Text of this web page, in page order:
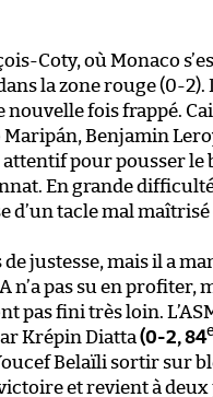
Coty, où Monaco
la zone rouge (0-2).
nouvelle fois frappé.
Benjamin
pour pousser le
En grande difficulté,
d’un tacle mal
justesse, mais il a
n’a pas su en profiter,
pas fini très loin.
Krépin Diatta (0-2, 84e
Belaïli sortir sur
et revient à